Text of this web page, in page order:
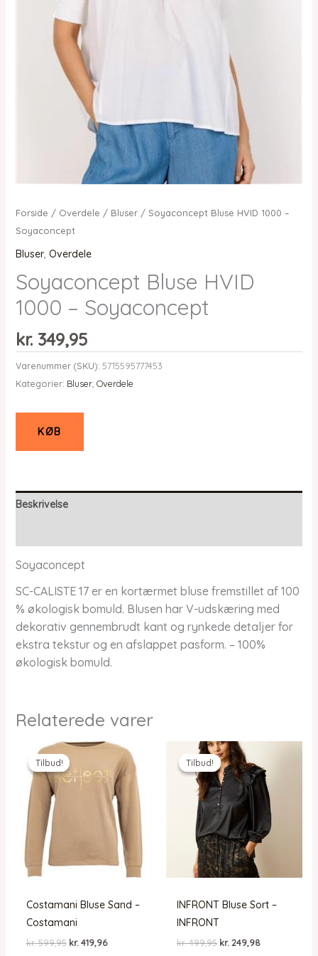
Forside / Overdele / Bluser/ Soyaconcept Bluse HVID 1000 –
Soyaconcept
Bluser, Overdele
Soyaconcept Bluse HVID
1000 – Soyaconcept
kr.349,95
Varenummer (SKU): 5715595777453
Kategorier: Bluser, Overdele
KØB
Beskrivelse
Soyaconcept
SC-CALISTE 17 er en kortærmet bluse fremstillet af 100
% økologisk bomuld. Blusen har V-udskæring med
dekorativ gennembrudt kant og rynkede detaljer for
ekstra tekstur og en afslappet pasform. – 100%
økologisk bomuld.
Relaterede varer
Tilbud!
Tilbud!
Costamani Bluse Sand –
Costamani
kr.599,95 Den
kr. 419,96Den
Tilbud!
Tilbud!
INFRONT Bluse Sort –
INFRONT
kr.499,95 Den
kr. 249,98Den